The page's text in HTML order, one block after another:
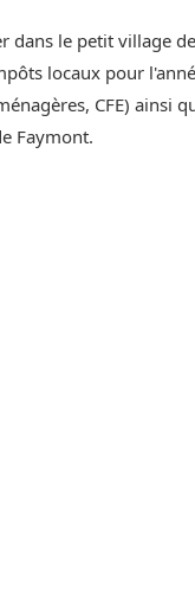
dans le petit village
locaux pour
CFE) ainsi
Faymont.